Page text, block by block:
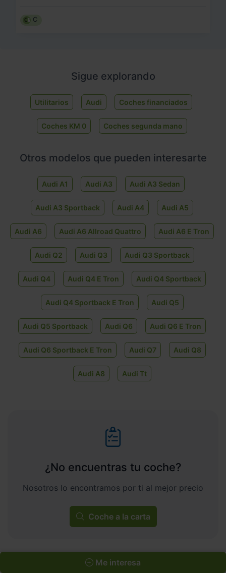
C
Sigue explorando
Utilitarios Audi Coches financiados
Coches KM 0 Coches segunda mano
Otros modelos que pueden interesarte
Audi A1 Audi A3 Audi A3 Sedan
Audi A3 Sportback Audi A4 Audi A5
Audi A6 Audi A6 Allroad Quattro Audi A6 E Tron
Audi Q2 Audi Q3 Audi Q3 Sportback
Audi Q4 Audi Q4 E Tron Audi Q4 Sportback
Audi Q4 Sportback E Tron Audi Q5
Audi Q5 Sportback Audi Q6 Audi Q6 E Tron
Audi Q6 Sportback E Tron Audi Q7 Audi Q8
Audi A8 Audi Tt
¿No encuentras tu coche?
Nosotros lo encontramos por ti al mejor precio
Coche a la carta
Me interesa